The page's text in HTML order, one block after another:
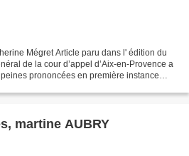
Mégret Article paru dans l' édition du
de la cour d’appel d’Aix-en-Provence a
prononcées en première instance
martine AUBRY